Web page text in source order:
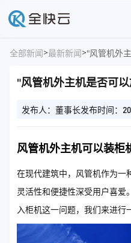
全部新闻>最新新闻>"风管机外
"风管机外主机是否可
发布人：董事长发布时间：
风管机外主机可以装
在现代建筑中，风管机作为一
灵活性和便捷性深受用户喜爱
入柜机这一问题，我们来进行